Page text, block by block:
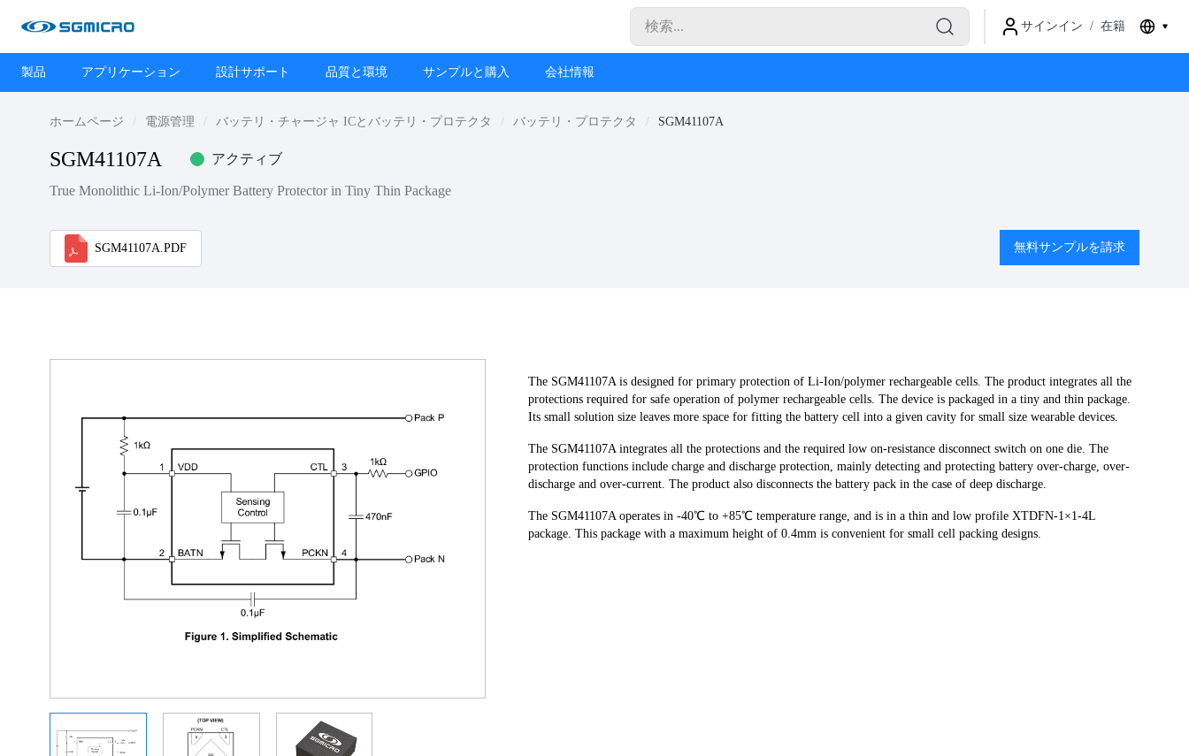
サインイン / 在籍
製品 アプリケーション 設計サポート 品質と環境 サンプルと購入 会社情報
ホームページ 電源管理 バッテリ・チャージャ ICとバッテリ・プロテクタ バッテリ・プロテクタ SGM41107A
SGM41107A アクティブ
True Monolithic Li-Ion/Polymer Battery Protector in Tiny Thin Package
SGM41107A.PDF 無料サンプルを請求
The SGM41107A is designed for primary protection of Li-Ion/polymer rechargeable cells. The product integrates all the
protections required for safe operation of polymer rechargeable cells. The device is packaged in a tiny and thin package.
Its small solution size leaves more space for fitting the battery cell into a given cavity for small size wearable devices.
The SGM41107A integrates all the protections and the required low on-resistance disconnect switch on one die. The
protection functions include charge and discharge protection, mainly detecting and protecting battery over-charge, over-
discharge and over-current. The product also disconnects the battery pack in the case of deep discharge.
The SGM41107A operates in -40℃ to +85℃ temperature range, and is in a thin and low profile XTDFN-1×1-4L
package. This package with a maximum height of 0.4mm is convenient for small cell packing designs.